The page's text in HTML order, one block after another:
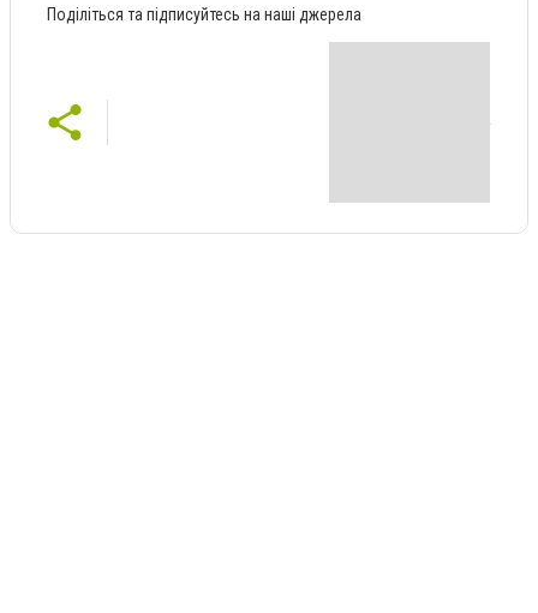
Поділіться та підписуйтесь на наші джерела